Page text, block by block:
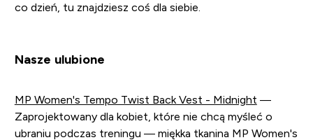
co dzień, tu znajdziesz coś dla siebie.
Nasze ulubione
MP Women's Tempo Twist Back Vest - Midnight —
Zaprojektowany dla kobiet, które nie chcą myśleć o
ubraniu podczas treningu — miękka tkanina MP Women's